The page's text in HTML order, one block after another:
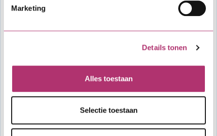
Marketing
Details tonen
Alles toestaan
Selectie toestaan